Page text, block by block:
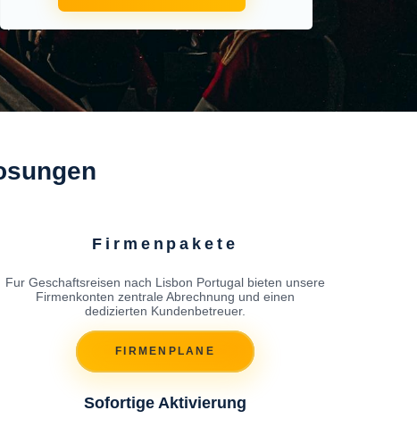
Firmenpakete
Fur Geschaftsreisen nach Lisbon Portugal bieten unsere
Firmenkonten zentrale Abrechnung und einen
dedizierten Kundenbetreuer.
FIRMENPLANE
Sofortige Aktivierung